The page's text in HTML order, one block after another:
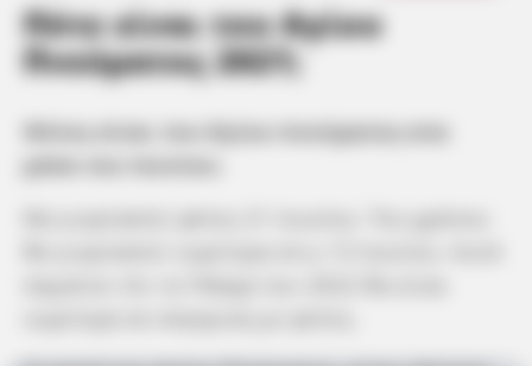
Πότε είναι του Αγίου
Πνεύματος 2021;
Φέτος είναι του Αγίου πνεύματος στα